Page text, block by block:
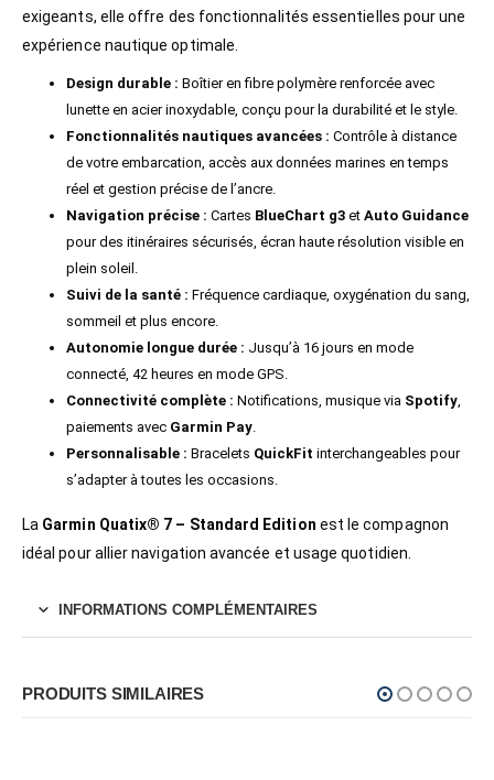
exigeants, elle offre des fonctionnalités essentielles pour une
expérience nautique optimale.
Design durable : Boîtier en fibre polymère renforcée avec
lunette en acier inoxydable, conçu pour la durabilité et le style.
Fonctionnalités nautiques avancées : Contrôle à distance
de votre embarcation, accès aux données marines en temps
réel et gestion précise de l’ancre.
Navigation précise : Cartes BlueChart g3 et Auto Guidance
pour des itinéraires sécurisés, écran haute résolution visible en
plein soleil.
Suivi de la santé : Fréquence cardiaque, oxygénation du sang,
sommeil et plus encore.
Autonomie longue durée : Jusqu’à 16 jours en mode
connecté, 42 heures en mode GPS.
Connectivité complète : Notifications, musique via Spotify,
paiements avec Garmin Pay.
Personnalisable : Bracelets QuickFit interchangeables pour
s’adapter à toutes les occasions.
La Garmin Quatix® 7 – Standard Edition est le compagnon
idéal pour allier navigation avancée et usage quotidien.
INFORMATIONS COMPLÉMENTAIRES
PRODUITS SIMILAIRES